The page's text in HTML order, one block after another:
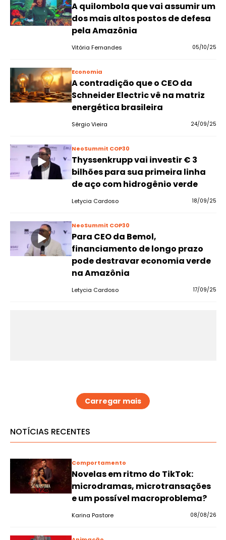
A quilombola que vai assumir um
dos mais altos postos de defesa
pela Amazônia
Vitória Fernandes 05/10/25
Economia
A contradição que o CEO da
Schneider Electric vê na matriz
energética brasileira
Sérgio Vieira 24/09/25
NeoSummit COP30
Thyssenkrupp vai investir € 3
bilhões para sua primeira linha
de aço com hidrogênio verde
Letycia Cardoso 18/09/25
NeoSummit COP30
Para CEO da Bemol,
financiamento de longo prazo
pode destravar economia verde
na Amazônia
Letycia Cardoso 17/09/25
Carregar mais
NOTÍCIAS RECENTES
Comportamento
Novelas em ritmo do TikTok:
microdramas, microtransações
e um possível macroproblema?
Karina Pastore 08/08/26